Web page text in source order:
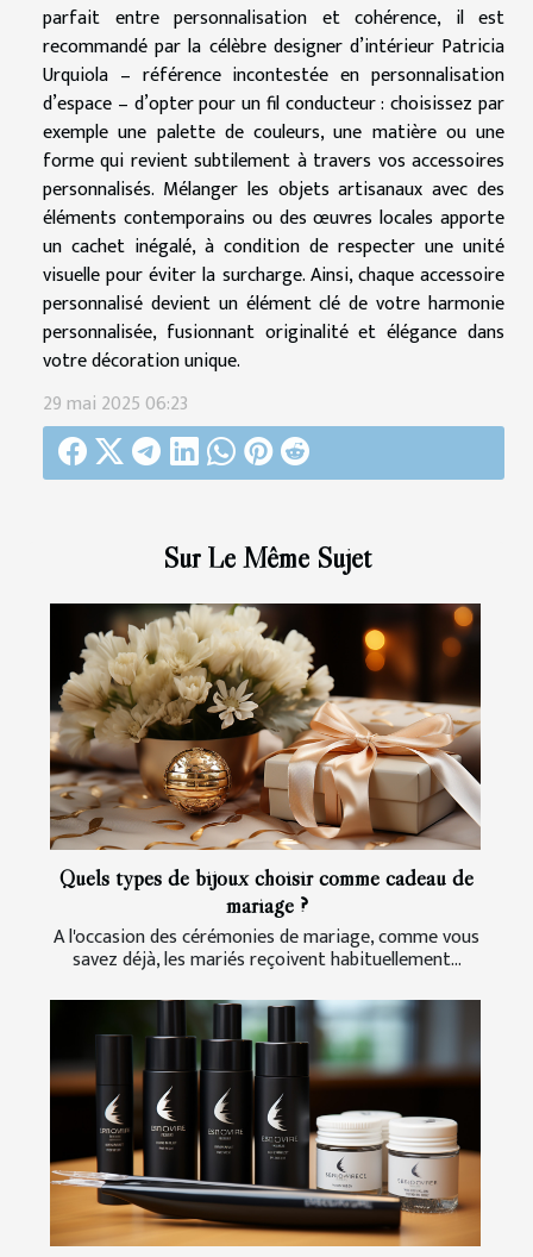
Sur Le Même Sujet
Quels types de bijoux choisir comme cadeau de
mariage ?
A l'occasion des cérémonies de mariage, comme vous
savez déjà, les mariés reçoivent habituellement...
parfait entre personnalisation et cohérence, il est
recommandé par la célèbre designer d’intérieur Patricia
Urquiola – référence incontestée en personnalisation
d’espace – d’opter pour un fil conducteur : choisissez par
exemple une palette de couleurs, une matière ou une
forme qui revient subtilement à travers vos accessoires
personnalisés. Mélanger les objets artisanaux avec des
éléments contemporains ou des œuvres locales apporte
un cachet inégalé, à condition de respecter une unité
visuelle pour éviter la surcharge. Ainsi, chaque accessoire
personnalisé devient un élément clé de votre harmonie
personnalisée, fusionnant originalité et élégance dans
votre décoration unique.
29 mai 2025 06:23